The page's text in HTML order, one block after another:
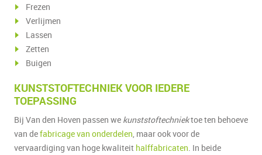
Frezen
Verlijmen
Lassen
Zetten
Buigen
KUNSTSTOFTECHNIEK VOOR IEDERE
TOEPASSING
Bij Van den Hoven passen we kunststoftechniektoe ten behoeve
van defabricage van onderdelen , maar ook voor de
vervaardiging van hoge kwaliteit halffabricaten . In beide